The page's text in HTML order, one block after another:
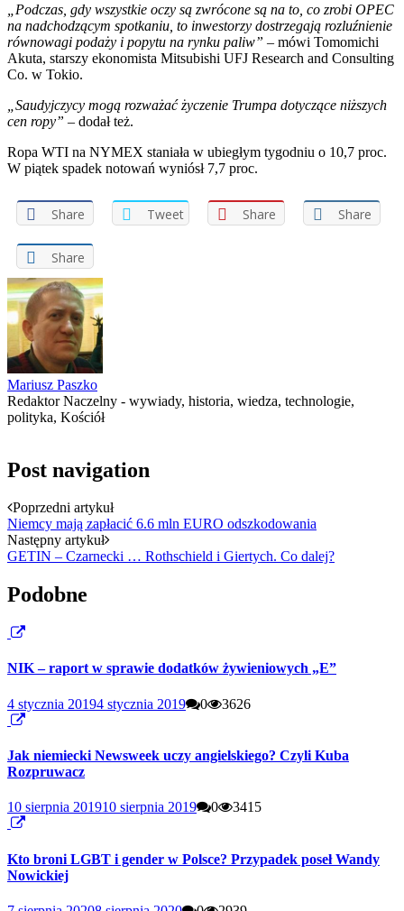
„Podczas, gdy wszystkie oczy są zwrócone są na to, co zrobi OPEC
na nadchodzącym spotkaniu, to inwestorzy dostrzegają rozluźnienie
równowagi podaży i popytu na rynku paliw” – mówi Tomomichi
Akuta, starszy ekonomista Mitsubishi UFJ Research and Consulting
Co. w Tokio.
„Saudyjczycy mogą rozważać życzenie Trumpa dotyczące niższych
cen ropy” – dodał też.
Ropa WTI na NYMEX staniała w ubiegłym tygodniu o 10,7 proc.
W piątek spadek notowań wyniósł 7,7 proc.
Share Tweet Share Share
Share
Mariusz Paszko
Redaktor Naczelny - wywiady, historia, wiedza, technologie,
polityka, Kościół
Post navigation
Poprzedni artykuł
Niemcy mają zapłacić 6.6 mln EURO odszkodowania
Następny artykuł
GETIN – Czarnecki … Rothschield i Giertych. Co dalej?
Podobne
NIK – raport w sprawie dodatków żywieniowych „E”
4 stycznia 20194 stycznia 2019 0 3626
Jak niemiecki Newsweek uczy angielskiego? Czyli Kuba
Rozpruwacz
10 sierpnia 201910 sierpnia 2019 0 3415
Kto broni LGBT i gender w Polsce? Przypadek poseł Wandy
Nowickiej